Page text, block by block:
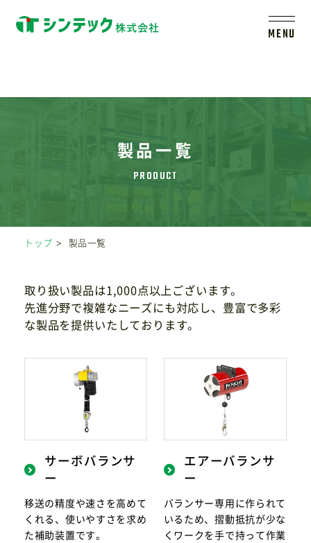
MENU
採用情報
レールシステムについて
サイトマップ
プライバシーポリシー
CAD/PDFデータ お問い合わせ
シンテック公式Instagram
シンテック公式Youtubeチャンネル
製品一覧
トップ 製品一覧
取り扱い製品は1,000点以上ございます。
先進分野で複雑なニーズにも対応し、豊富で多彩
な製品を提供いたしております。
サーボバランサ
ー
移送の精度や速さを高めて
くれる、使いやすさを求め
た補助装置です。
エアーバランサ
ー
バランサー専用に作られて
いるため、摺動抵抗が少な
くワークを手で持って作業